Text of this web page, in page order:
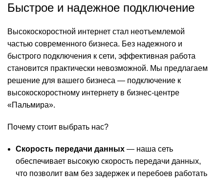
Быстрое и надежное подключение
Высокоскоростной интернет стал неотъемлемой
частью современного бизнеса. Без надежного и
быстрого подключения к сети, эффективная работа
становится практически невозможной. Мы предлагаем
решение для вашего бизнеса — подключение к
высокоскоростному интернету в бизнес-центре
«Пальмира».
Почему стоит выбрать нас?
Скорость передачи данных — наша сеть
обеспечивает высокую скорость передачи данных,
что позволит вам без задержек и перебоев работать